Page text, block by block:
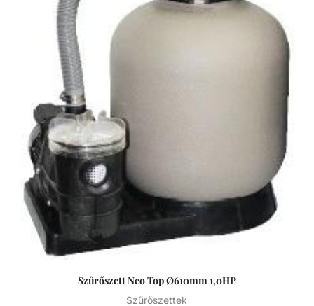
szűrők polipropilénből vannak öntve a hosszú élettartam
érdekében. Badu Magic II szivattyú Lakossági szegmens
számára fejlesztett önfelszívó, monoblokkos, keringető
szivattyú beépített előszűrővel kis és közepes méretű
medencékhez. Nagy hatásfokú megbízható német
szivattyú márka földfelszín feletti medencékhez. Sósvizes
rendszerekhez is telepíthető, max 5 g/l só koncentrációig.
Fontos, hogy maximum 2 méterrel a vízfelszín fölé vagy
max 3 méterrel az alá szerelhető. Ajánlott medenceméret:
10-60m3. Neo szűrőtartály Tartós, korrózióálló szűrőtartály,
minden időjárási viszony közötti is maximális teljesítmény. A
7 állású vezérlőszelep gyors és egyszerű szűrőcserét tesz
lehetővé. Nagynyomású homok/víz leeresztő a gyors
téliesítéshez vagy szervizeléshez. A felső diffúzor biztosítja
a víz egyenletes eloszlását a homokágy tetején; ami sima,
szabadon áramló teljesítményt biztosít. Precíziósan
kiegyensúlyozott áramlás és visszamosás, valamint a
könnyű szervizelhetőség érdekében.
Szűrőszett Neo Top Ø610mm 1,0HP
Szűrőszettek